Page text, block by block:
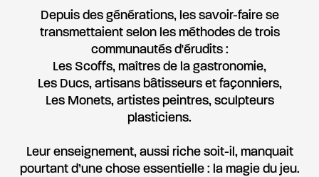
Depuis des générations, les savoir-faire se
transmettaient selon les méthodes de trois
communautés d'érudits :
Les Scoffs, maîtres de la gastronomie,
Les Ducs, artisans bâtisseurs et façonniers,
Les Monets, artistes peintres, sculpteurs
plasticiens.
Leur enseignement, aussi riche soit-il, manquait
pourtant d’une chose essentielle : la magie du jeu.